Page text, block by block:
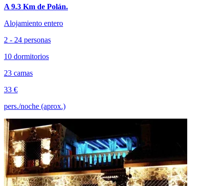
A 9.3 Km de Polán.
Alojamiento entero
2 - 24 personas
10 dormitorios
23 camas
33 €
pers./noche (aprox.)